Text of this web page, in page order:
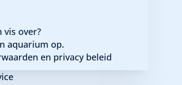
vis over?
aquarium op.
en privacy beleid
kleurmix